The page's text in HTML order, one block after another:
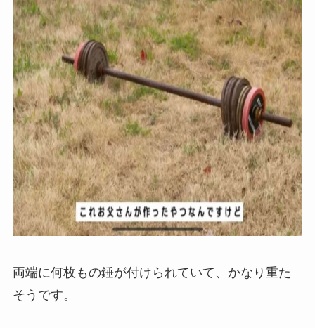
両端に何枚もの錘が付けられていて、かなり重た
そうです。